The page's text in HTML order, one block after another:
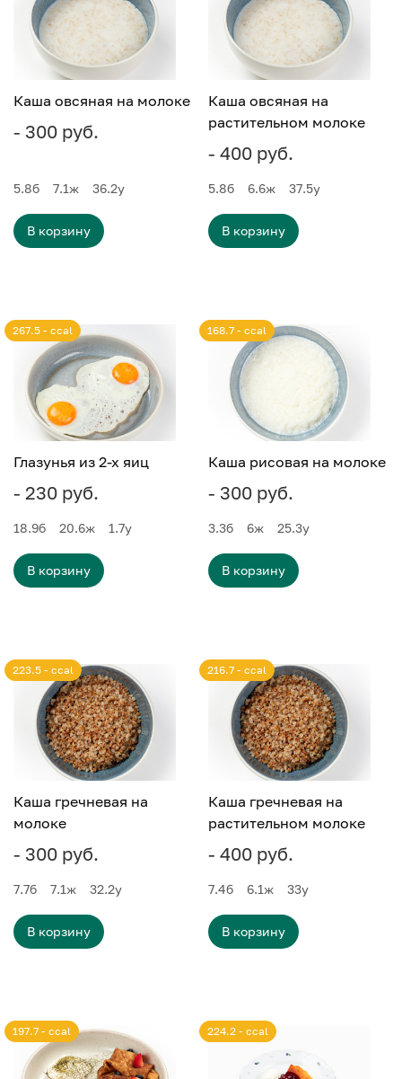
Каша овсяная на молоке
- 300 руб.
5.8б 7.1ж 36.2у
В корзину
Каша овсяная на
растительном молоке
- 400 руб.
5.8б 6.6ж 37.5у
В корзину
Глазунья из 2-х яиц
- 230 руб.
267.5 - ccal
18.9б 20.6ж 1.7у
В корзину
Каша рисовая на молоке
- 300 руб.
168.7 - ccal
3.3б 6ж 25.3у
В корзину
Каша гречневая на
молоке
- 300 руб.
223.5 - ccal
7.7б 7.1ж 32.2у
В корзину
Каша гречневая на
растительном молоке
- 400 руб.
216.7 - ccal
7.4б 6.1ж 33у
В корзину
197.7 - ccal 224.2 - ccal